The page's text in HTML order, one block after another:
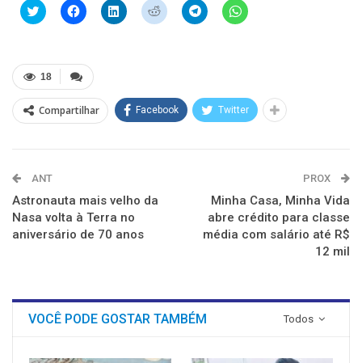
Clique
para
em
nova
janela)
Clique
para
em
nova
janela)
Clique
para
Clique
para
Clique
para
Clique
para
18
Compartilhar Facebook Twitter
ANT
Astronauta mais velho da
Nasa volta à Terra no
aniversário de 70 anos
PROX
Minha Casa, Minha Vida
abre crédito para classe
média com salário até R$
12 mil
Todos
VOCÊ PODE GOSTAR TAMBÉM